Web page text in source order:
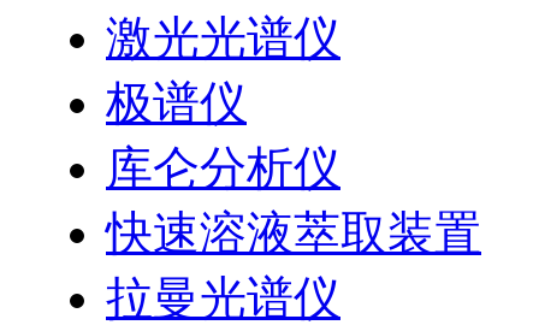
激光光谱仪
极谱仪
库仑分析仪
快速溶液萃取装置
拉曼光谱仪